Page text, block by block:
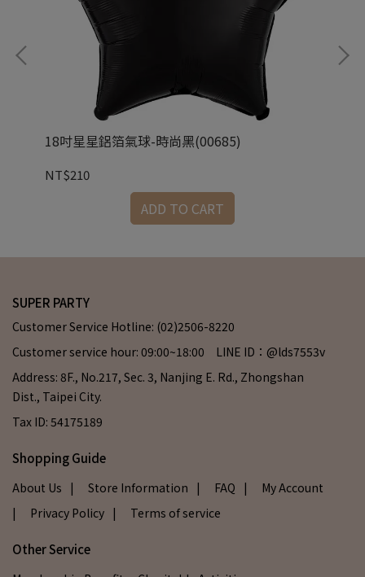
18吋星星鋁箔氣球-時尚黑(00685)
NT$210
ADD TO CART
SUPER PARTY
Customer Service Hotline: (02)2506-8220
Customer service hour: 09:00~18:00 LINE ID：@lds7553v
Address: 8F., No.217, Sec. 3, Nanjing E. Rd., Zhongshan
Dist., Taipei City.
Tax ID: 54175189
Shopping Guide
About Us | Store Information | FAQ | My Account
| Privacy Policy | Terms of service
Other Service